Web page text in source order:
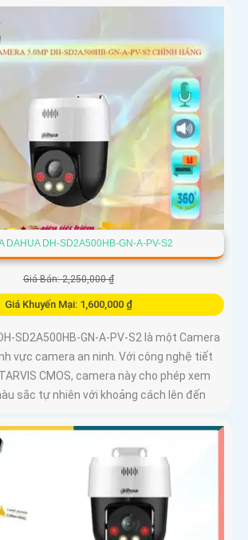
DAHUA DH-SD2A500HB-GN-A-PV-S2
Giá Bán: 2,250,000 ₫
Giá Khuyến Mại: 1,600,000 ₫
SD2A500HB-GN-A-PV-S2 là một Camera
vực camera an ninh. Với công nghệ tiết
CMOS, camera này cho phép xem
sắc tự nhiên với khoảng cách lên đến